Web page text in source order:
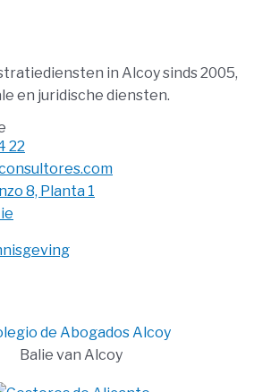
in Alcoy sinds 2005,
en juridische diensten.
22
8, Planta 1
Balie van Alcoy